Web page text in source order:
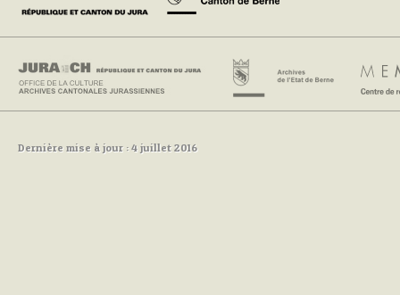
Dernière mise à jour : 4 juillet 2016